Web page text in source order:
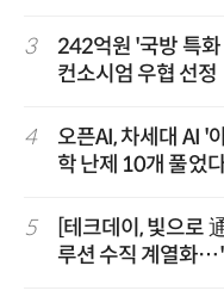
3
242억원 '국방 특
컨소시엄 우협 선정
4
오픈AI, 차세대 AI '
학 난제 10개 풀었
5
[테크데이, 빛으로
루션 수직 계열화